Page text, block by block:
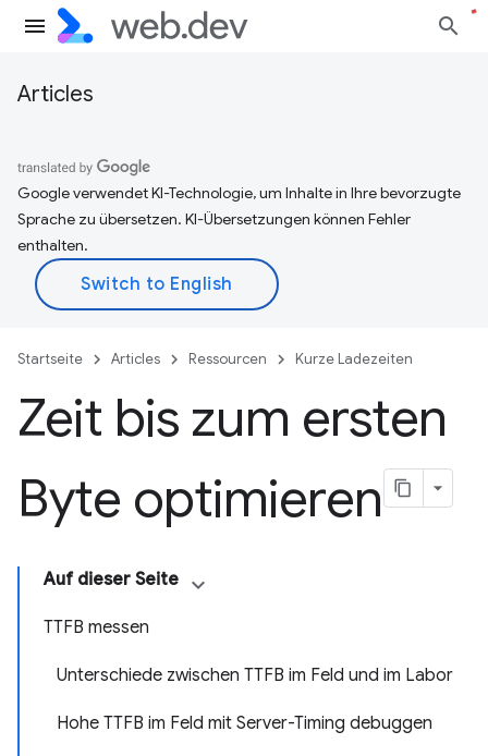
Articles
Google verwendet KI-Technologie, um Inhalte in Ihre bevorzugte
Sprache zu übersetzen. KI-Übersetzungen können Fehler
enthalten.
Startseite Articles Ressourcen Kurze Ladezeiten
Zeit bis zum ersten
Byte optimieren
Auf dieser Seite
TTFB messen
Unterschiede zwischen TTFB im Feld und im Labor
Hohe TTFB im Feld mit Server-Timing debuggen